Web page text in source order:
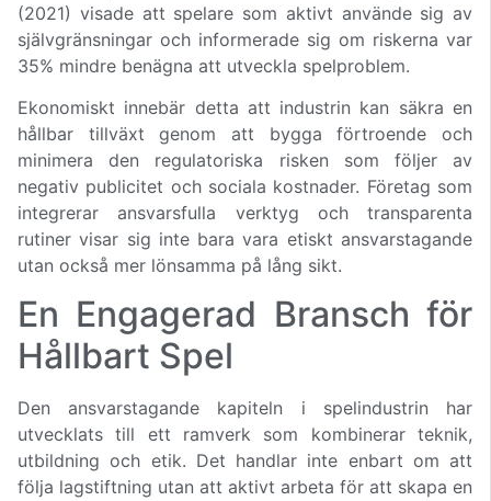
(2021) visade att spelare som aktivt använde sig av
självgränsningar och informerade sig om riskerna var
35% mindre benägna att utveckla spelproblem.
Ekonomiskt innebär detta att industrin kan säkra en
hållbar tillväxt genom att bygga förtroende och
minimera den regulatoriska risken som följer av
negativ publicitet och sociala kostnader. Företag som
integrerar ansvarsfulla verktyg och transparenta
rutiner visar sig inte bara vara etiskt ansvarstagande
utan också mer lönsamma på lång sikt.
En Engagerad Bransch för
Hållbart Spel
Den ansvarstagande kapiteln i spelindustrin har
utvecklats till ett ramverk som kombinerar teknik,
utbildning och etik. Det handlar inte enbart om att
följa lagstiftning utan att aktivt arbeta för att skapa en